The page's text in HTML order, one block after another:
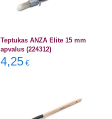
Teptukas ANZA Elite 15 mm
apvalus (224312)
4,25 €